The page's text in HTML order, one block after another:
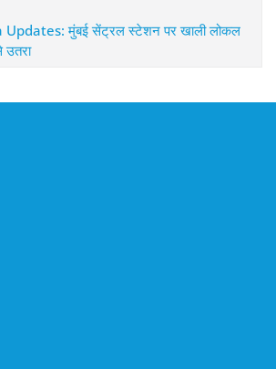
मुंबई सेंट्रल स्टेशन पर खाली लोकल
उतरा